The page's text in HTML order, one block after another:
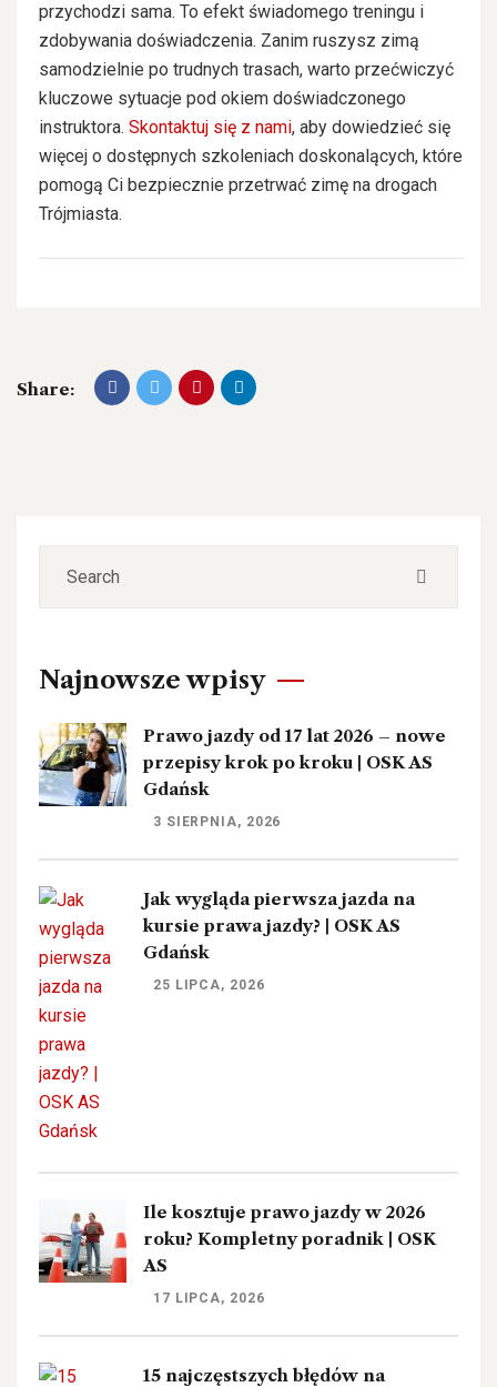
przychodzi sama. To efekt świadomego treningu i
zdobywania doświadczenia. Zanim ruszysz zimą
samodzielnie po trudnych trasach, warto przećwiczyć
kluczowe sytuacje pod okiem doświadczonego
instruktora. Skontaktuj się z nami, aby dowiedzieć się
więcej o dostępnych szkoleniach doskonalących, które
pomogą Ci bezpiecznie przetrwać zimę na drogach
Trójmiasta.
Share:
Najnowsze wpisy
Prawo jazdy od 17 lat 2026 – nowe
przepisy krok po kroku | OSK AS
Gdańsk
3 SIERPNIA, 2026
Jak wygląda pierwsza jazda na
kursie prawa jazdy? | OSK AS
Gdańsk
25 LIPCA, 2026
Ile kosztuje prawo jazdy w 2026
roku? Kompletny poradnik | OSK
AS
17 LIPCA, 2026
15 najczęstszych błędów na